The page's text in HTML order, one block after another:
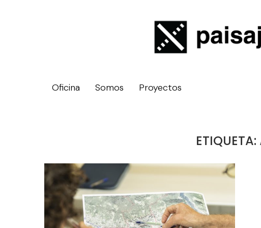
Oficina Somos Proyectos
ETIQUETA: